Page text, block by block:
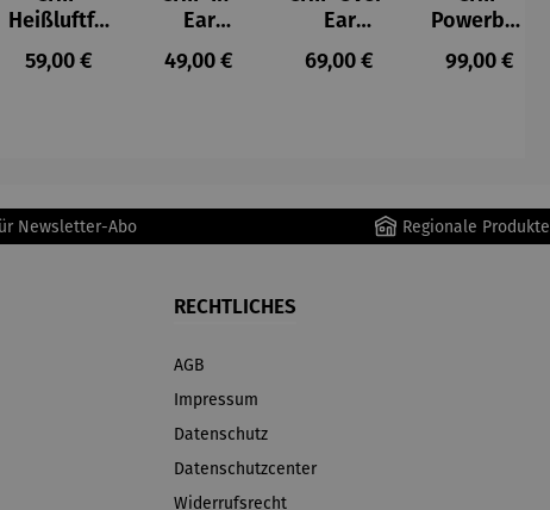
Heißluftfri
tteuse
Regulärer Preis:
59,00 €
Ear
Kopfhörer
Schwarz
Regulärer Preis:
49,00 €
Ear
Kopfhörer
Regulärer Preis:
69,00 €
Powerban
k
Regulärer
99,00 €
Newsletter-Abo Regionale Produkte
RECHTLICHES
AGB
Impressum
Datenschutz
Datenschutzcenter
Widerrufsrecht